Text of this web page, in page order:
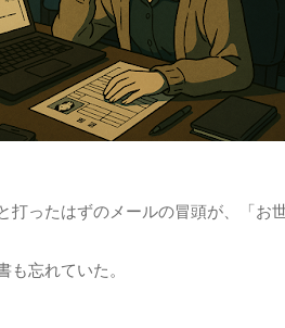
ったはずのメールの冒頭が、「お
忘れていた。